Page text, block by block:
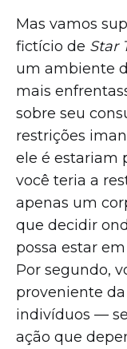
Mas vamos
fictício de Star
um ambiente
mais
sobre seu
restrições
ele é estariam
você teria a
apenas um
que decidir
possa estar
Por segundo,
proveniente
indivíduos —
ação que